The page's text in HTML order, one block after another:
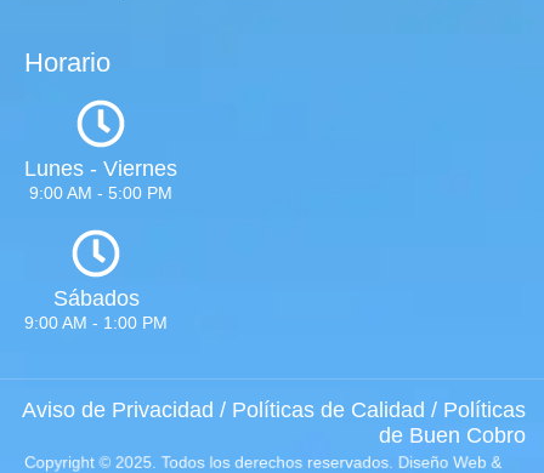
Horario
Lunes - Viernes
9:00 AM - 5:00 PM
Sábados
9:00 AM - 1:00 PM
Aviso de Privacidad / Políticas de Calidad / Políticas
de Buen Cobro
Copyright © 2025. Todos los derechos reservados.Diseño Web &